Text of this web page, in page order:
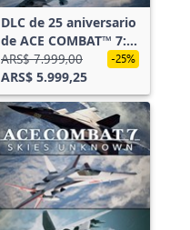
DLC de 25 aniversario
de ACE COMBAT™ 7:
SKIES UNKNOWN -
Conjunto de serie de
aviones sofisticados
ARS$ 7.999,00
ARS$ 5.999,25
-25%